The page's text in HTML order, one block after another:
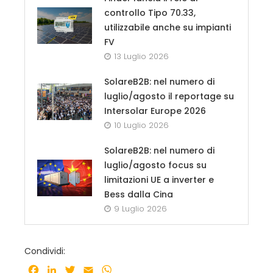
controllo Tipo 70.33,
utilizzabile anche su impianti
FV
13 Luglio 2026
SolareB2B: nel numero di
luglio/agosto il reportage su
Intersolar Europe 2026
10 Luglio 2026
SolareB2B: nel numero di
luglio/agosto focus su
limitazioni UE a inverter e
Bess dalla Cina
9 Luglio 2026
Condividi:
Facebook
LinkedInTwitter
Email